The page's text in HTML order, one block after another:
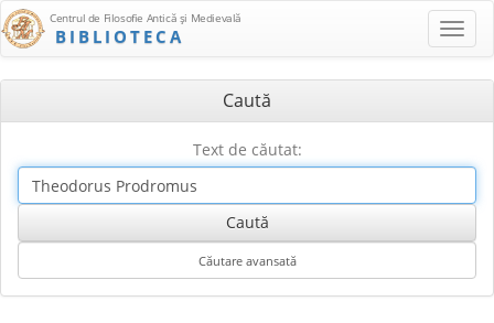
Centrul de Filosofie Antică şi Medievală
BIBLIOTECA
Caută
Text de căutat: